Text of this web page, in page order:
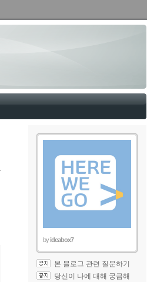
byideabox7
본 블로그 관련 질문하기
당신이 나에 대해 궁금해